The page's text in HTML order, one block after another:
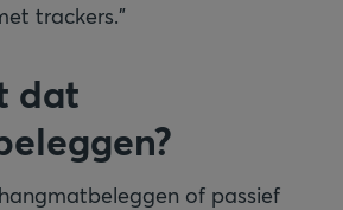
trackers.”
dat
of passief